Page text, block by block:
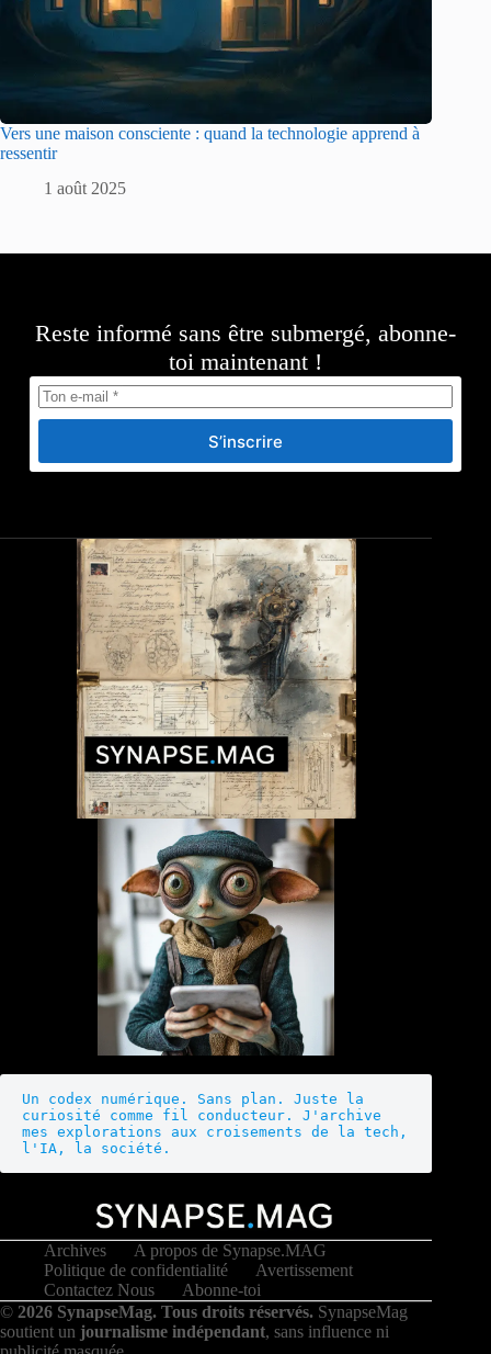
Vers une maison consciente : quand la technologie apprend à
ressentir
1 août 2025
Reste informé sans être submergé, abonne-
toi maintenant !
S’inscrire
Un codex numérique. Sans plan. Juste la
curiosité comme fil conducteur. J'archive
mes explorations aux croisements de la tech,
l'IA, la société.
Archives
A propos de Synapse.MAG
Politique de confidentialité
Avertissement
Contactez Nous
Abonne-toi
© 2026 SynapseMag. Tous droits réservés. SynapseMag
soutient un journalisme indépendant, sans influence ni